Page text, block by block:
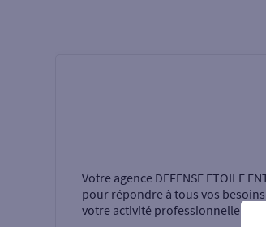
Votre agence DEFENSE ETOILE
pour répondre à tous vos
votre activité professionnelle.